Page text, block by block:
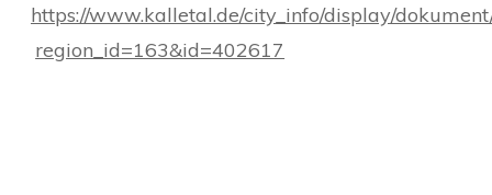
https://www.kalletal.de/city_info/display/
region_id=163&id=402617